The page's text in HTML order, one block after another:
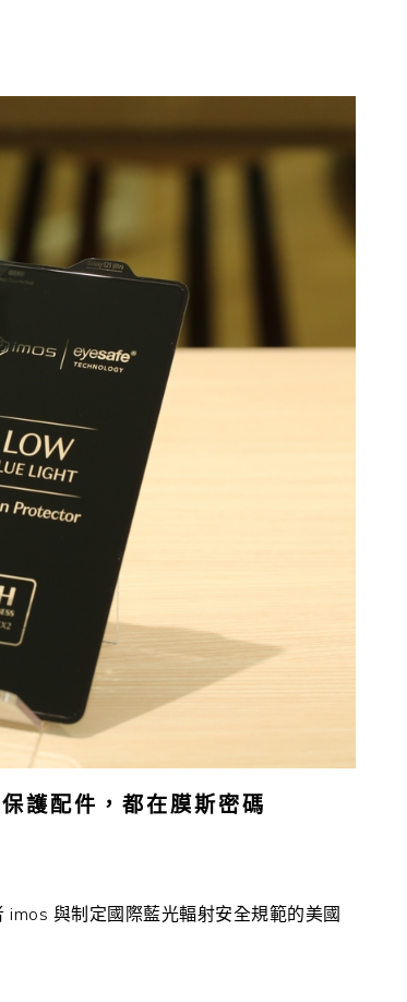
配件，都在膜斯密碼
與制定國際藍光輻射安全規範的美國